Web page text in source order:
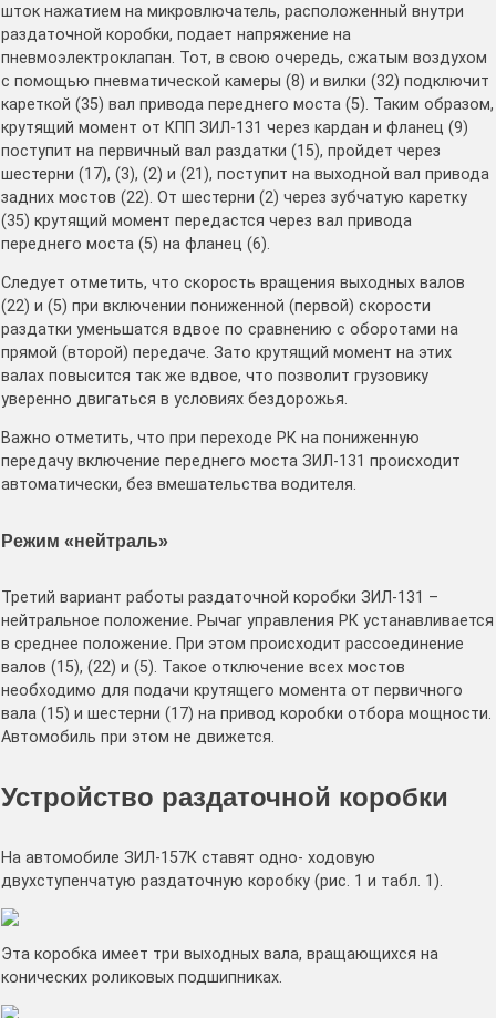
шток нажатием на микровлючатель, расположенный внутри
раздаточной коробки, подает напряжение на
пневмоэлектроклапан. Тот, в свою очередь, сжатым воздухом
с помощью пневматической камеры (8) и вилки (32) подключит
кареткой (35) вал привода переднего моста (5). Таким образом,
крутящий момент от КПП ЗИЛ-131 через кардан и фланец (9)
поступит на первичный вал раздатки (15), пройдет через
шестерни (17), (3), (2) и (21), поступит на выходной вал привода
задних мостов (22). От шестерни (2) через зубчатую каретку
(35) крутящий момент передастся через вал привода
переднего моста (5) на фланец (6).
Следует отметить, что скорость вращения выходных валов
(22) и (5) при включении пониженной (первой) скорости
раздатки уменьшатся вдвое по сравнению с оборотами на
прямой (второй) передаче. Зато крутящий момент на этих
валах повысится так же вдвое, что позволит грузовику
уверенно двигаться в условиях бездорожья.
Важно отметить, что при переходе РК на пониженную
передачу включение переднего моста ЗИЛ-131 происходит
автоматически, без вмешательства водителя.
Режим «нейтраль»
Третий вариант работы раздаточной коробки ЗИЛ-131 –
нейтральное положение. Рычаг управления РК устанавливается
в среднее положение. При этом происходит рассоединение
валов (15), (22) и (5). Такое отключение всех мостов
необходимо для подачи крутящего момента от первичного
вала (15) и шестерни (17) на привод коробки отбора мощности.
Автомобиль при этом не движется.
Устройство раздаточной коробки
На автомобиле ЗИЛ-157К ставят одно- ходовую
двухступенчатую раздаточную ко­робку (рис. 1 и табл. 1).
Эта коробка имеет три выходных вала, вращающихся на
конических роликовых подшипниках.